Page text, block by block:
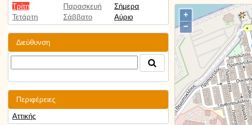
Τρίτη
Τετάρτη
Παρασκευή
Σάββατο
Σήμερα
Αύριο
Διεύθυνση
Περιφέρειες
Αττικής
+
−